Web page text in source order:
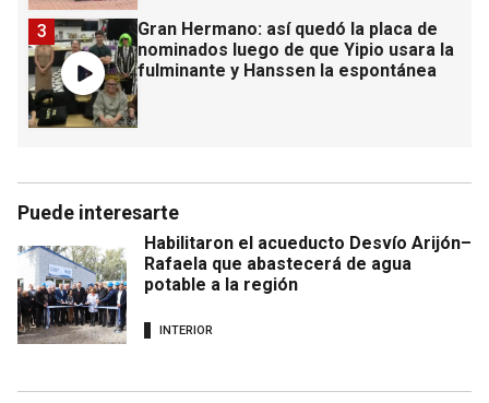
Gran Hermano: así quedó la placa de
nominados luego de que Yipio usara la
fulminante y Hanssen la espontánea
3
Puede interesarte
Habilitaron el acueducto Desvío Arijón–
Rafaela que abastecerá de agua
potable a la región
INTERIOR